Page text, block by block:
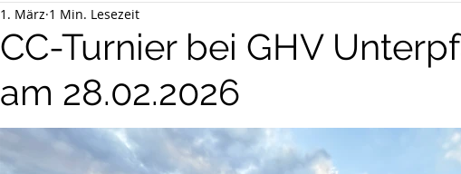
CC-Turnier bei GHV
am 28.02.2026
1. März 1 Min. Lesezeit